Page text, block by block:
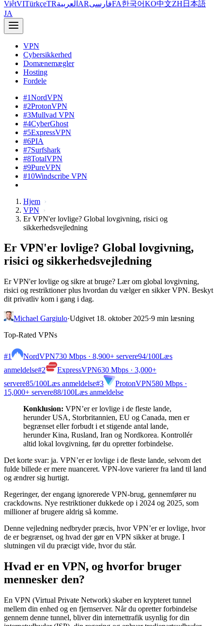
ViệtVITürkçeTRالعربية ARفارسیFA한국어KO中文ZH 日本語
JA
VPN
Cybersikkerhed
Domænemægler
Hosting
Fordele
#1NordVPN
#2ProtonVPN
#3Mullvad VPN
#4CyberGhost
#5ExpressVPN
#6PIA
#7Surfshark
#8TotalVPN
#9PureVPN
#10Windscribe VPN
Hjem
VPN
Er VPN'er lovlige? Global lovgivning, risici og
sikkerhedsvejledning
Er VPN'er lovlige? Global lovgivning,
risici og sikkerhedsvejledning
Er VPN'er lovlige og sikre at bruge? Lær om global lovgivning,
risici og restriktioner plus hvordan du vælger en sikker VPN. Beskyt
dit privatliv kom i gang i dag.
Michael Gargiulo·Udgivet 18. oktober 2025·9 min læsning
Top-Rated VPNs
#1 NordVPN730 Mbps · 8,900+ servere94/100Læs
anmeldelse#2 ExpressVPN630 Mbps · 3,000+
servere85/100Læs anmeldelse#3 ProtonVPN580 Mbps ·
15,000+ servere88/100Læs anmeldelse
Konklusion: VPN’er er lovlige i de fleste lande,
herunder USA, Storbritannien, EU og Canada, men er
begrænset eller forbudt i et stigende antal lande,
herunder Kina, Rusland, Iran og Nordkorea. Kontrollér
altid lokal lovgivning, før du opretter forbindelse.
Det korte svar: ja. VPN’er er lovlige i de fleste lande, selvom det
fulde billede er mere nuanceret. VPN-love varierer fra land til land
og ændrer sig hurtigt.
Regeringer, der engang ignorerede VPN-brug, gennemfører nu
crackdowns. Nye restriktioner dukkede op i 2024 og 2025, som
millioner af brugere aldrig så komme.
Denne vejledning nedbryder præcis, hvor VPN’er er lovlige, hvor
de er begrænset, og hvad der gør en VPN sikker at bruge. I
slutningen vil du præcigt vide, hvor du står.
Hvad er en VPN, og hvorfor bruger
mennesker den?
En VPN (Virtual Private Network) skaber en krypteret tunnel
mellem din enhed og en fjernserver. Når du opretter forbindelse
gennem denne tunnel, bliver din internettrafik usynlig for din